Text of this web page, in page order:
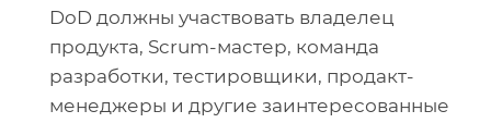
DoD должны участвовать владелец
продукта, Scrum-мастер, команда
разработки, тестировщики, продакт-
менеджеры и другие заинтересованные